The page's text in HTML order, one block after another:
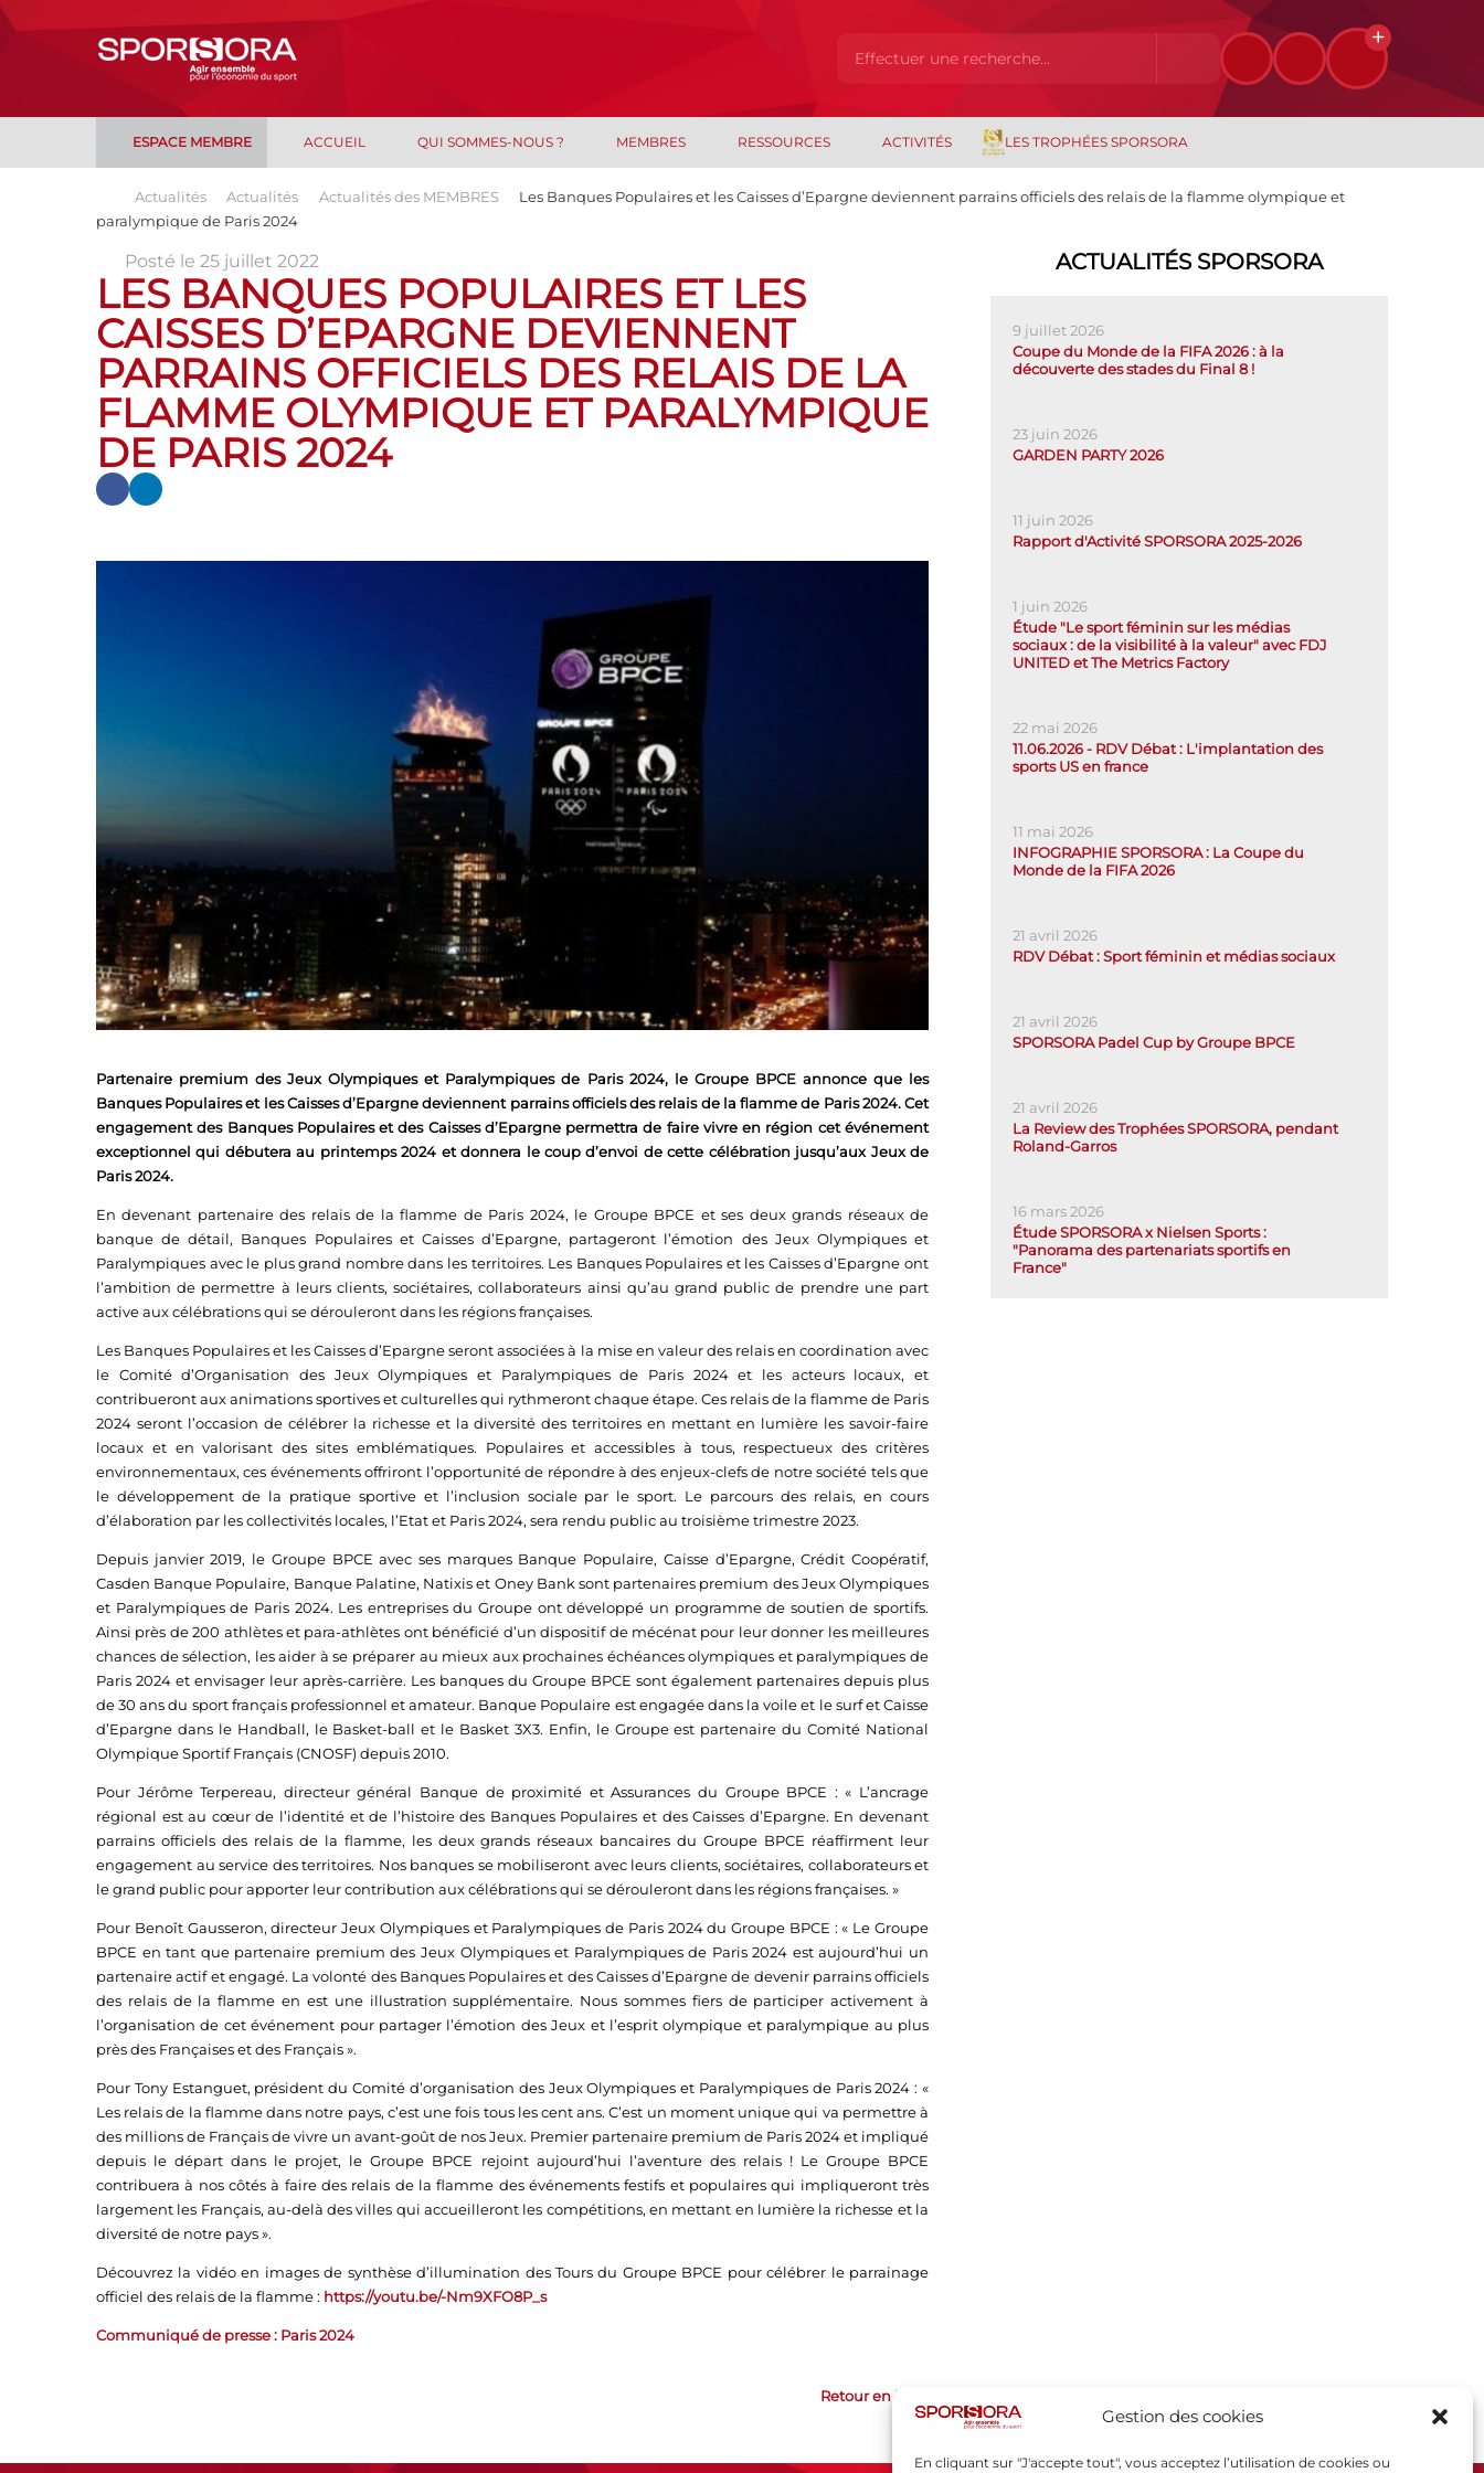
Gestion des cookies
En cliquant sur "J'accepte tout", vous acceptez l’utilisation de cookies ou
ESPACE MEMBRE ACCUEIL QUI SOMMES-NOUS ? MEMBRES RESSOURCES ACTIVITÉS LES TROPHÉES SPORSORA
Actualités Actualités Actualités des MEMBRES
Les Banques Populaires et les Caisses d’Epargne deviennent parrains officiels des relais de la flamme olympique et
paralympique de Paris 2024
Posté le 25 juillet 2022
LES BANQUES POPULAIRES ET LES
CAISSES D’EPARGNE DEVIENNENT
PARRAINS OFFICIELS DES RELAIS DE LA
FLAMME OLYMPIQUE ET PARALYMPIQUE
DE PARIS 2024
Partenaire premium des Jeux Olympiques et Paralympiques de Paris 2024, le Groupe BPCE annonce que les
Banques Populaires et les Caisses d’Epargne deviennent parrains officiels des relais de la flamme de Paris 2024. Cet
engagement des Banques Populaires et des Caisses d’Epargne permettra de faire vivre en région cet événement
exceptionnel qui débutera au printemps 2024 et donnera le coup d’envoi de cette célébration jusqu’aux Jeux de
Paris 2024.
En devenant partenaire des relais de la flamme de Paris 2024, le Groupe BPCE et ses deux grands réseaux de
banque de détail, Banques Populaires et Caisses d’Epargne, partageront l’émotion des Jeux Olympiques et
Paralympiques avec le plus grand nombre dans les territoires. Les Banques Populaires et les Caisses d’Epargne ont
l’ambition de permettre à leurs clients, sociétaires, collaborateurs ainsi qu’au grand public de prendre une part
active aux célébrations qui se dérouleront dans les régions françaises.
Les Banques Populaires et les Caisses d’Epargne seront associées à la mise en valeur des relais en coordination avec
le Comité d’Organisation des Jeux Olympiques et Paralympiques de Paris 2024 et les acteurs locaux, et
contribueront aux animations sportives et culturelles qui rythmeront chaque étape. Ces relais de la flamme de Paris
2024 seront l’occasion de célébrer la richesse et la diversité des territoires en mettant en lumière les savoir-faire
locaux et en valorisant des sites emblématiques. Populaires et accessibles à tous, respectueux des critères
environnementaux, ces événements offriront l’opportunité de répondre à des enjeux-clefs de notre société tels que
le développement de la pratique sportive et l’inclusion sociale par le sport. Le parcours des relais, en cours
d’élaboration par les collectivités locales, l’Etat et Paris 2024, sera rendu public au troisième trimestre 2023.
Depuis janvier 2019, le Groupe BPCE avec ses marques Banque Populaire, Caisse d’Epargne, Crédit Coopératif,
Casden Banque Populaire, Banque Palatine, Natixis et Oney Bank sont partenaires premium des Jeux Olympiques
et Paralympiques de Paris 2024. Les entreprises du Groupe ont développé un programme de soutien de sportifs.
Ainsi près de 200 athlètes et para-athlètes ont bénéficié d’un dispositif de mécénat pour leur donner les meilleures
chances de sélection, les aider à se préparer au mieux aux prochaines échéances olympiques et paralympiques de
Paris 2024 et envisager leur après-carrière. Les banques du Groupe BPCE sont également partenaires depuis plus
de 30 ans du sport français professionnel et amateur. Banque Populaire est engagée dans la voile et le surf et Caisse
d’Epargne dans le Handball, le Basket-ball et le Basket 3X3. Enfin, le Groupe est partenaire du Comité National
Olympique Sportif Français (CNOSF) depuis 2010.
Pour Jérôme Terpereau, directeur général Banque de proximité et Assurances du Groupe BPCE : « L’ancrage
régional est au cœur de l’identité et de l’histoire des Banques Populaires et des Caisses d’Epargne. En devenant
parrains officiels des relais de la flamme, les deux grands réseaux bancaires du Groupe BPCE réaffirment leur
engagement au service des territoires. Nos banques se mobiliseront avec leurs clients, sociétaires, collaborateurs et
le grand public pour apporter leur contribution aux célébrations qui se dérouleront dans les régions françaises. »
Pour Benoît Gausseron, directeur Jeux Olympiques et Paralympiques de Paris 2024 du Groupe BPCE : « Le Groupe
BPCE en tant que partenaire premium des Jeux Olympiques et Paralympiques de Paris 2024 est aujourd’hui un
partenaire actif et engagé. La volonté des Banques Populaires et des Caisses d’Epargne de devenir parrains officiels
des relais de la flamme en est une illustration supplémentaire. Nous sommes fiers de participer activement à
l’organisation de cet événement pour partager l’émotion des Jeux et l’esprit olympique et paralympique au plus
près des Françaises et des Français ».
Pour Tony Estanguet, président du Comité d’organisation des Jeux Olympiques et Paralympiques de Paris 2024 : «
Les relais de la flamme dans notre pays, c’est une fois tous les cent ans. C’est un moment unique qui va permettre à
des millions de Français de vivre un avant-goût de nos Jeux. Premier partenaire premium de Paris 2024 et impliqué
depuis le départ dans le projet, le Groupe BPCE rejoint aujourd’hui l’aventure des relais ! Le Groupe BPCE
contribuera à nos côtés à faire des relais de la flamme des événements festifs et populaires qui impliqueront très
largement les Français, au-delà des villes qui accueilleront les compétitions, en mettant en lumière la richesse et la
diversité de notre pays ».
Découvrez la vidéo en images de synthèse d’illumination des Tours du Groupe BPCE pour célébrer le parrainage
officiel des relais de la flamme : https://youtu.be/-Nm9XFO8P_s
Communiqué de presse : Paris 2024
Retour en haut
ACTUALITÉS SPORSORA
9 juillet 2026
Coupe du Monde de la FIFA 2026 : à la
découverte des stades du Final 8 !
23 juin 2026
GARDEN PARTY 2026
11 juin 2026
Rapport d'Activité SPORSORA 2025-2026
1 juin 2026
Étude "Le sport féminin sur les médias
sociaux : de la visibilité à la valeur" avec FDJ
UNITED et The Metrics Factory
22 mai 2026
11.06.2026 - RDV Débat : L'implantation des
sports US en france
11 mai 2026
INFOGRAPHIE SPORSORA : La Coupe du
Monde de la FIFA 2026
21 avril 2026
RDV Débat : Sport féminin et médias sociaux
21 avril 2026
SPORSORA Padel Cup by Groupe BPCE
21 avril 2026
La Review des Trophées SPORSORA, pendant
Roland-Garros
16 mars 2026
Étude SPORSORA x Nielsen Sports :
"Panorama des partenariats sportifs en
France"